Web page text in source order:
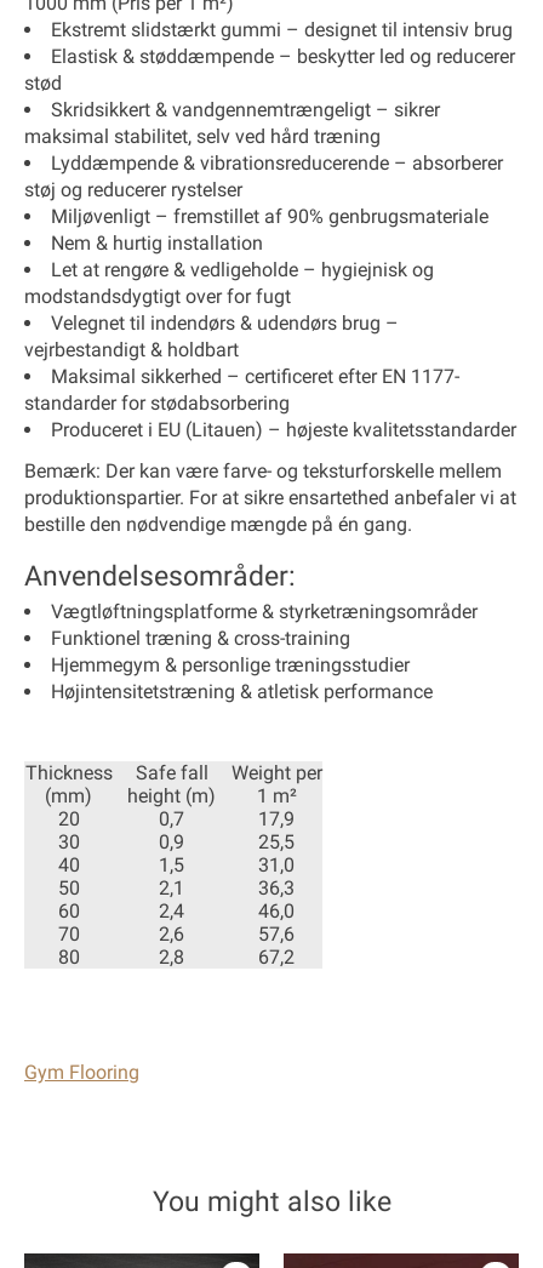
Ekstremt slidstærkt gummi – designet til intensiv brug
Elastisk & støddæmpende – beskytter led og reducerer
stød
Skridsikkert & vandgennemtrængeligt – sikrer
maksimal stabilitet, selv ved hård træning
Lyddæmpende & vibrationsreducerende – absorberer
støj og reducerer rystelser
Miljøvenligt – fremstillet af 90% genbrugsmateriale
Nem & hurtig installation
Let at rengøre & vedligeholde – hygiejnisk og
modstandsdygtigt over for fugt
Velegnet til indendørs & udendørs brug –
vejrbestandigt & holdbart
Maksimal sikkerhed – certificeret efter EN 1177-
standarderfor stødabsorbering
Produceret i EU (Litauen) – højeste kvalitetsstandarder
Bemærk: Der kan være farve- og teksturforskelle mellem
produktionspartier. For at sikre ensartethed anbefaler vi at
bestille den nødvendige mængde på én gang.
Anvendelsesområder:
Vægtløftningsplatforme & styrketræningsområder
Funktionel træning & cross-training
Hjemmegym & personlige træningsstudier
Højintensitetstræning & atletisk performance
Thickness
(mm)
Safe fall
height (m)
Weight per
1 m²
20
0,7
17,9
30
0,9
25,5
40
1,5
31,0
50
2,1
36,3
60
2,4
46,0
70
2,6
57,6
80
2,8 67,2
Gym Flooring
You might also like